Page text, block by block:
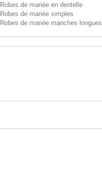
Robes de mariée en dentelle
Robes de mariée simples
Robes de mariée manches longues